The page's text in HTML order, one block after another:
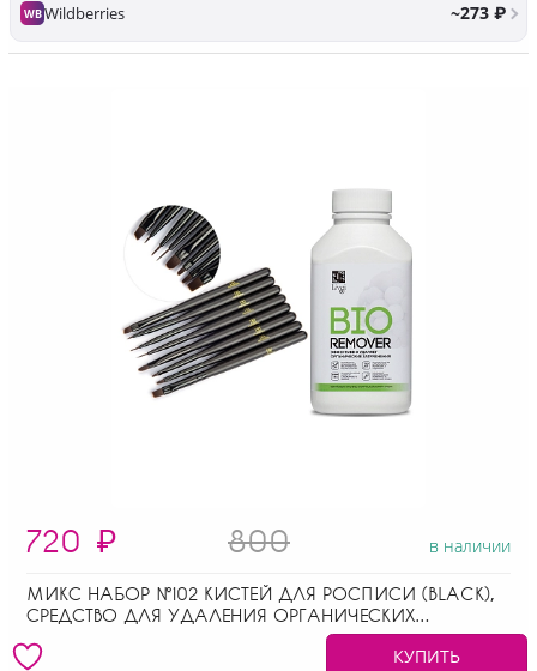
WBWildberries ~273 ₽
720 ₽ 800 в наличии
МИКС НАБОР №102 КИСТЕЙ ДЛЯ РОСПИСИ (BLACK),
СРЕДСТВО ДЛЯ УДАЛЕНИЯ ОРГАНИЧЕСКИХ
КУПИТЬ